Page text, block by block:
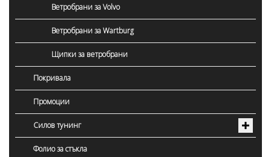
Ветробрани за Volvo
Ветробрани за Wartburg
Щипки за ветробрани
Покривала
Промоции
Силов тунинг
Фолио за стъкла